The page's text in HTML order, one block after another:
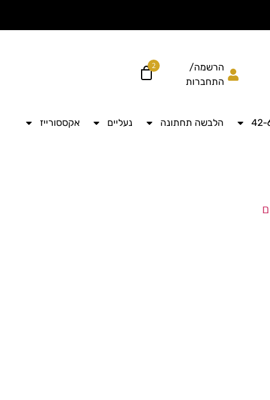
הרשמה/
התחברות
2
הלבשה תחתונה נעליים אקססורייז